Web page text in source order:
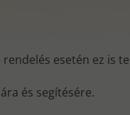
esetén ez is
és segítésére.